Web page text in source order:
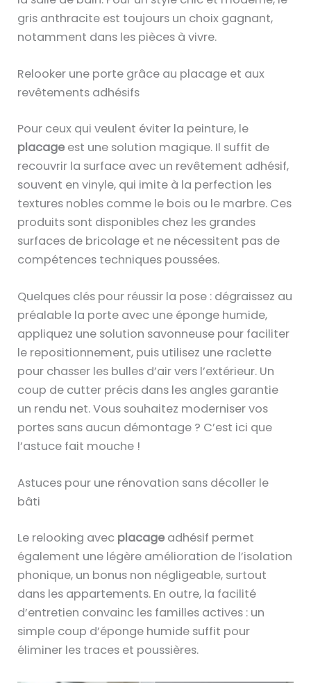
gris anthracite est toujours un choix gagnant,
notamment dans les pièces à vivre.
Relooker une porte grâce au placage et aux
revêtements adhésifs
Pour ceux qui veulent éviter la peinture, le
placage est une solution magique. Il suffit de
recouvrir la surface avec un revêtement adhésif,
souvent en vinyle, qui imite à la perfection les
textures nobles comme le bois ou le marbre. Ces
produits sont disponibles chez les grandes
surfaces de bricolage et ne nécessitent pas de
compétences techniques poussées.
Quelques clés pour réussir la pose : dégraissez au
préalable la porte avec une éponge humide,
appliquez une solution savonneuse pour faciliter
le repositionnement, puis utilisez une raclette
pour chasser les bulles d’air vers l’extérieur. Un
coup de cutter précis dans les angles garantie
un rendu net. Vous souhaitez moderniser vos
portes sans aucun démontage ? C’est ici que
l’astuce fait mouche !
Astuces pour une rénovation sans décoller le
bâti
Le relooking avec placage adhésif permet
également une légère amélioration de l’isolation
phonique, un bonus non négligeable, surtout
dans les appartements. En outre, la facilité
d’entretien convainc les familles actives : un
simple coup d’éponge humide suffit pour
éliminer les traces et poussières.